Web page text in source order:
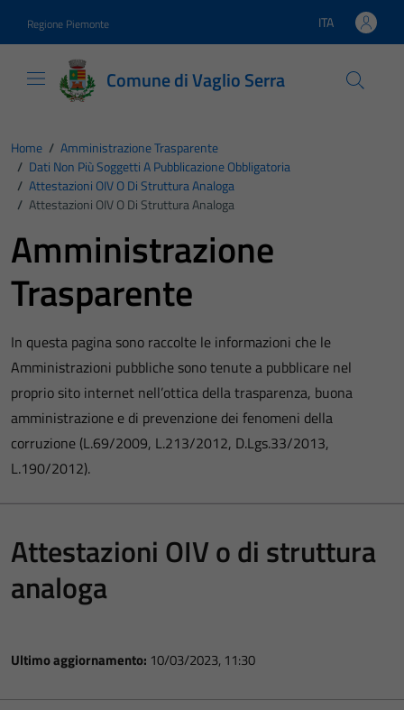
Regione Piemonte Lingua attiva:
ITA
Comune di Vaglio Serra
Home / Amministrazione Trasparente
/ Dati Non Più Soggetti A Pubblicazione Obbligatoria
/ Attestazioni OIV O Di Struttura Analoga
/ Attestazioni OIV O Di Struttura Analoga
Amministrazione
Trasparente
In questa pagina sono raccolte le informazioni che le
Amministrazioni pubbliche sono tenute a pubblicare nel
proprio sito internet nell’ottica della trasparenza, buona
amministrazione e di prevenzione dei fenomeni della
corruzione (L.69/2009, L.213/2012, D.Lgs.33/2013,
L.190/2012).
Attestazioni OIV o di struttura
analoga
Ultimo aggiornamento: 10/03/2023, 11:30